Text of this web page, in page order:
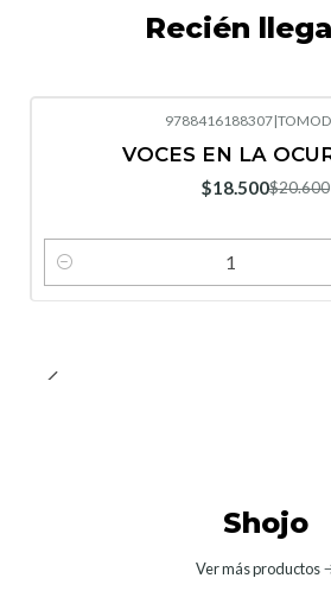
Recién
9788416188307|
VOCES EN LA
$18.500$20.600
Cantidad
Shojo
Ver más productos